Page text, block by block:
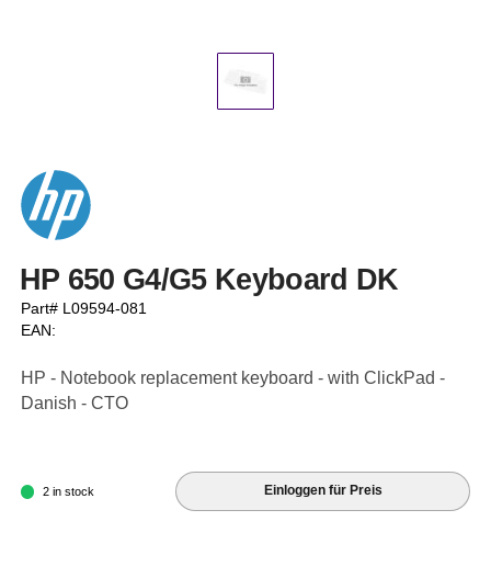
HP 650 G4/G5 Keyboard DK
Part# L09594-081
EAN:
HP - Notebook replacement keyboard - with ClickPad -
Danish - CTO
2 in stock Einloggen für Preis